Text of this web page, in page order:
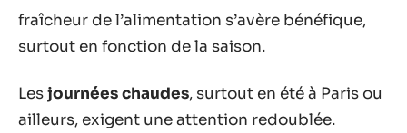
fraîcheur de l’alimentation s’avère bénéfique,
surtout en fonction de la saison.
Lesjournées chaudes, surtout en été à Paris ou
ailleurs, exigent une attention redoublée.